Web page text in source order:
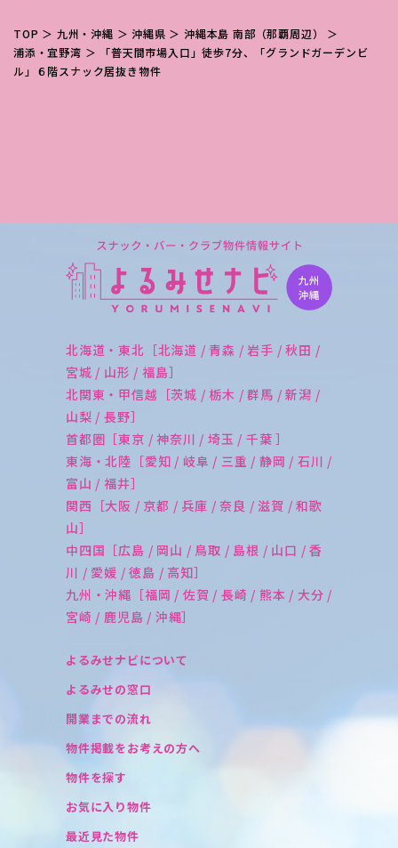
TOP ＞ 九州・沖縄 ＞沖縄県 ＞沖縄本島 南部（那覇周辺）
＞
浦添・宜野湾 ＞ 「普天間市場入口」徒歩7分、「グランドガーデンビ
ル」６階スナック居抜き物件
北海道・東北［北海道 / 青森 / 岩手 / 秋田 /
宮城 / 山形 / 福島］
北関東・甲信越［茨城 / 栃木 / 群馬 / 新潟 /
山梨 / 長野］
首都圏［東京 / 神奈川 / 埼玉 / 千葉 ］
東海・北陸［愛知 / 岐阜 / 三重 / 静岡 / 石川 /
富山 / 福井］
関西［大阪 / 京都 / 兵庫 / 奈良 / 滋賀 / 和歌
山］
中四国［広島 / 岡山 / 鳥取 / 島根 / 山口 / 香
川 / 愛媛 / 徳島 / 高知］
九州・沖縄［福岡 / 佐賀 / 長崎 / 熊本 / 大分 /
宮崎 / 鹿児島 / 沖縄］
よるみせナビについて
よるみせの窓口
開業までの流れ
物件掲載をお考えの方へ
物件を探す
お気に入り物件
最近見た物件